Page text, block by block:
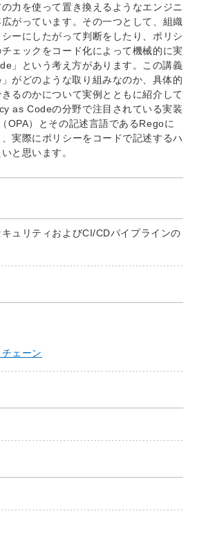
力を使って置き換えるようなエンジニ
がっています。その一つとして、組織
ーにしたがって判断をしたり、ポリシ
ェックをコード化によって機械的に実
」という考え方があります。この講義
がどのような取り組みなのか、具体的
るのかについて実例とともに紹介して
as Codeの分野で注目されている実装
OPA）とその記述言語であるRegoに
実際にポリシーをコードで記述するハ
と思います。
ュリティおよびCI/CDパイプラインの
ェーン